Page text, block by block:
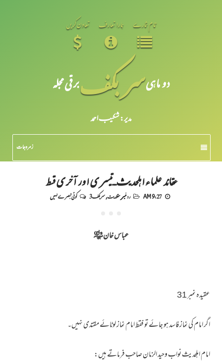
تمام شمارے ہمارا تعارف تعاون کریں
دو ماہیسر بکفبرقی مجلہ
مدیر: شکیبـ احمد
زمرہ جات
عقائد علماء اہلحدیث...تیسری اور آخری قسط
9:27 AM رد غیر مقلدیت,سربکف3 کوئی تبصرے نہیں
عباس خان ﷾
عقیدہ نمبر 31
اگر امام کی نماز فاسد ہو جائے تو فقط امام نماز لوٹائے مقتدی نہیں۔
امام اہلحدیث نواب وحید الزمان صاحب فرماتے ہیں: